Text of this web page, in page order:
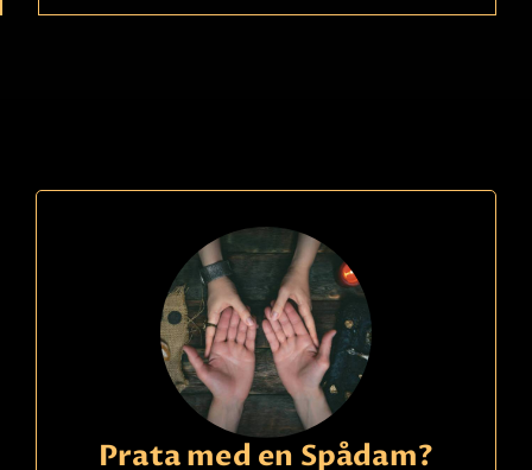
kode
824
p/m
Rekommenderad och otroligt träffsäker - snabba
svar! Svensk, känd och efterfrågad i Sverige &
Norge. Många nöjda och fasta kunder. Rensar i
hemmet. Reikimaster sedan 20 år. Född medial
Prata med en Spådam?